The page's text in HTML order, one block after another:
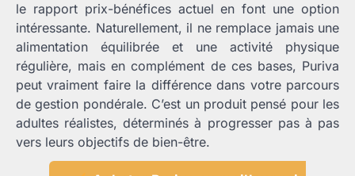
le rapport prix-bénéfices actuel en font une option
intéressante. Naturellement, il ne remplace jamais une
alimentation équilibrée et une activité physique
régulière, mais en complément de ces bases, Puriva
peut vraiment faire la différence dans votre parcours
de gestion pondérale. C’est un produit pensé pour les
adultes réalistes, déterminés à progresser pas à pas
vers leurs objectifs de bien-être.